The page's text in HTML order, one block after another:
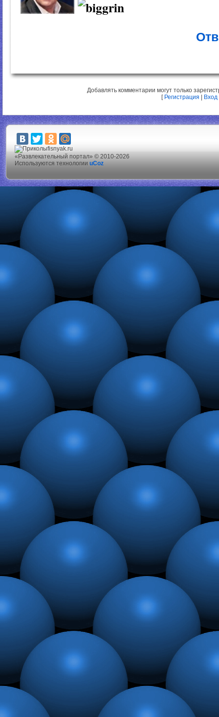
Добавлять комментарии могут только
[ Регистрация Вход
fisnyak.ru
«Развлекательный портал» © 2010-2026
Используются технологии uCoz